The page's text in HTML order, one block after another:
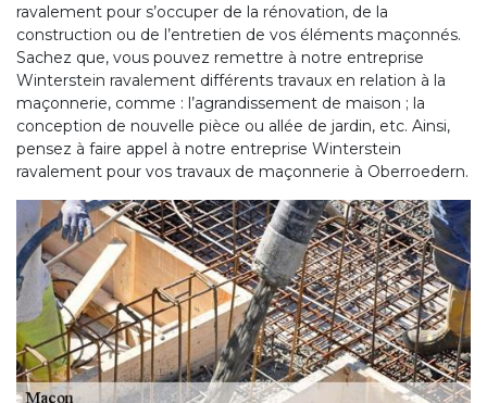
ravalement pour s’occuper de la rénovation, de la
construction ou de l’entretien de vos éléments maçonnés.
Sachez que, vous pouvez remettre à notre entreprise
Winterstein ravalement différents travaux en relation à la
maçonnerie, comme : l’agrandissement de maison ; la
conception de nouvelle pièce ou allée de jardin, etc. Ainsi,
pensez à faire appel à notre entreprise Winterstein
ravalement pour vos travaux de maçonnerie à Oberroedern.